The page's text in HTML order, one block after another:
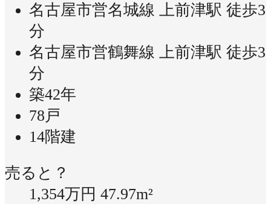
名古屋市営名城線 上前津駅 徒歩3
分
名古屋市営鶴舞線 上前津駅 徒歩3
分
築42年
78戸
14階建
売ると？
1,354万円 47.97m²